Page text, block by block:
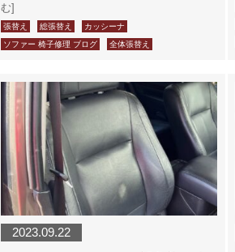
む]
張替え 総張替え
カッシーナ
ソファー 椅子修理 ブログ
全体張替え
2023.09.22